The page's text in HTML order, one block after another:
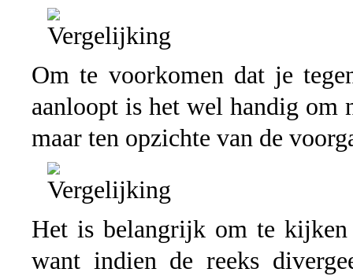
Om te voorkomen dat je
aanloopt is het wel handig om
maar ten opzichte van de
Het is belangrijk om te
want indien de reeks